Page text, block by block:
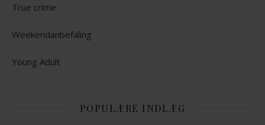
True crime
Weekendanbefaling
Young Adult
POPULÆRE INDLÆG